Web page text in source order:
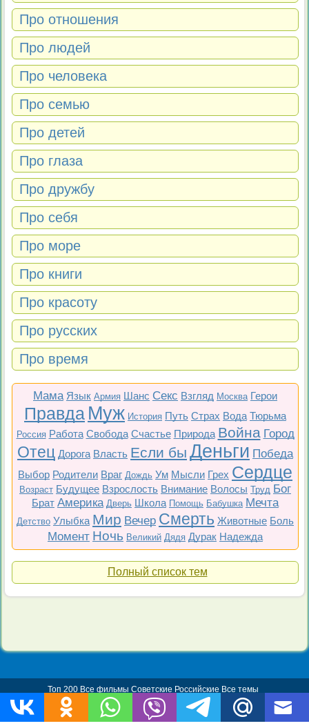
Про отношения
Про людей
Про человека
Про семью
Про детей
Про глаза
Про дружбу
Про себя
Про море
Про книги
Про красоту
Про русских
Про время
Мама Язык Армия Шанс Секс Взгляд Москва Герои
Правда Муж История Путь Страх Вода Тюрьма
Россия Работа Свобода Счастье Природа Война Город
Отец Дорога Власть Если бы Деньги Победа
Выбор Родители Враг Дождь Ум Мысли Грех Сердце
Возраст Будущее Взрослость Внимание Волосы Труд Бог
Брат Америка Дверь Школа Помощь Бабушка Мечта
Детство Улыбка Мир Вечер Смерть Животные Боль
Момент Ночь Великий Дядя Дурак Надежда
Полный список тем
Топ 200 Все фильмы Советские Российские Все темы
Copyright © 2009-2026 Цитаты-из-фильмов.рф